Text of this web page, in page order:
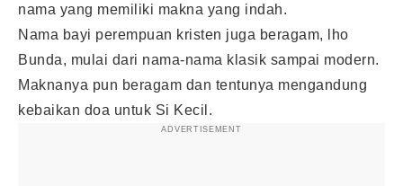
nama yang memiliki makna yang indah.
Nama bayi perempuan kristen juga beragam, lho
Bunda, mulai dari nama-nama klasik sampai modern.
Maknanya pun beragam dan tentunya mengandung
kebaikan doa untuk Si Kecil.
ADVERTISEMENT